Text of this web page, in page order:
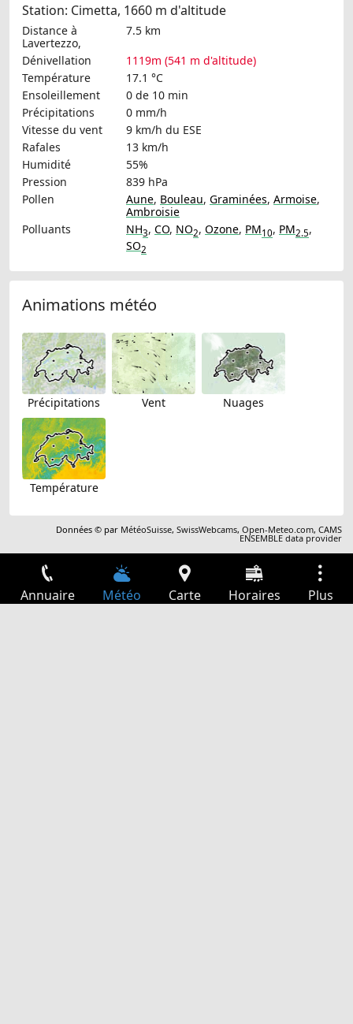
Station: Cimetta, 1660 m d'altitude
Distance à
Lavertezzo,
7.5 km
Dénivellation
1119m (541 m d'altitude)
Température
17.1 °C
Ensoleillement
0 de 10 min
Précipitations
0 mm/h
Vitesse du vent
9 km/h du ESE
Rafales
13 km/h
Humidité
55%
Pression
839 hPa
Pollen
Aune, Bouleau, Graminées, Armoise,
Ambroisie
Polluants
NH3, CO, NO2, Ozone, PM10, PM2.5,
SO2
Animations météo
Précipitations Vent Nuages
Température
Données © par MétéoSuisse,SwissWebcams,Open-Meteo.com,CAMS
ENSEMBLE data provider
Annuaire Météo Carte Horaires Plus